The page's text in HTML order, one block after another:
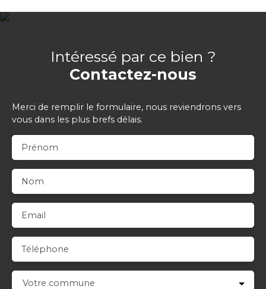
Intéressé par ce bien ?
Contactez-nous
Merci de remplir le formulaire, nous reviendrons vers
vous dans les plus brefs délais.
Prénom
Nom
Email
Téléphone
Votre commune